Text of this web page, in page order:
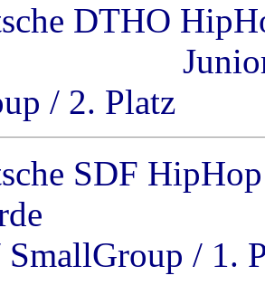
DTHO
/ 2. Platz
SDF
/ 1.